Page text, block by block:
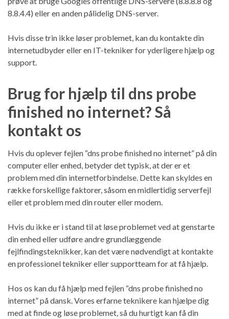
8.8.4.4) eller en anden pålidelig DNS-server.
Hvis disse trin ikke løser problemet, kan du kontakte din
internetudbyder eller en IT-tekniker for yderligere hjælp og
support.
Brug for hjælp til dns probe
finished no internet? Så
kontakt os
Hvis du oplever fejlen “dns probe finished no internet” på din
computer eller enhed, betyder det typisk, at der er et
problem med din internetforbindelse. Dette kan skyldes en
række forskellige faktorer, såsom en midlertidig serverfejl
eller et problem med din router eller modem.
Hvis du ikke er i stand til at løse problemet ved at genstarte
din enhed eller udføre andre grundlæggende
fejlfindingsteknikker, kan det være nødvendigt at kontakte
en professionel tekniker eller supportteam for at få hjælp.
Hos os kan du få hjælp med fejlen “dns probe finished no
internet” på dansk. Vores erfarne teknikere kan hjælpe dig
med at finde og løse problemet, så du hurtigt kan få din